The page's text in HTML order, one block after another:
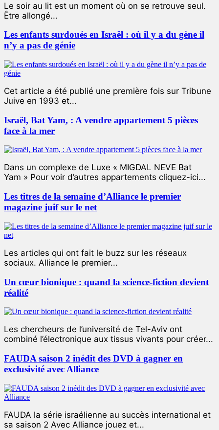
Le soir au lit est un moment où on se retrouve seul.
Être allongé...
Les enfants surdoués en Israël : où il y a du gène il
n’y a pas de génie
Cet article a été publié une première fois sur Tribune
Juive en 1993 et...
Israël, Bat Yam, : A vendre appartement 5 pièces
face à la mer
Dans un complexe de Luxe « MIGDAL NEVE Bat
Yam » Pour voir d’autres appartements cliquez-ici...
Les titres de la semaine d’Alliance le premier
magazine juif sur le net
Les articles qui ont fait le buzz sur les réseaux
sociaux. Alliance le premier...
Un cœur bionique : quand la science-fiction devient
réalité
Les chercheurs de l’université de Tel-Aviv ont
combiné l’électronique aux tissus vivants pour créer...
FAUDA saison 2 inédit des DVD à gagner en
exclusivité avec Alliance
FAUDA la série israélienne au succès international et
sa saison 2 Avec Alliance jouez et...